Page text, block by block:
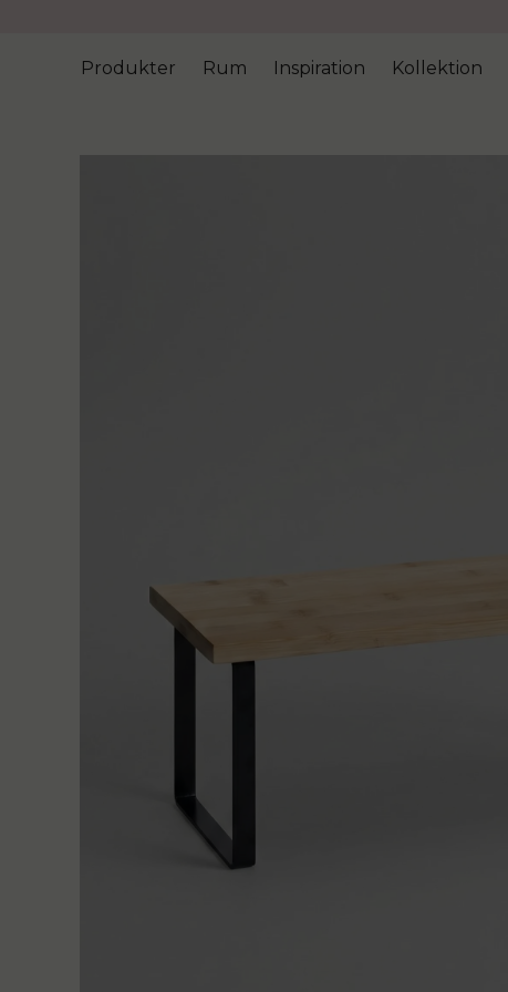
Produkter Rum Inspiration Kollektion